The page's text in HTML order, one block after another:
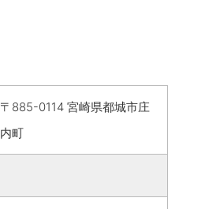
〒885-0114 宮崎県都城市庄
内町